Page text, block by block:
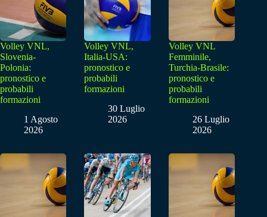
Volley VNL,
Slovenia-
Polonia:
pronostico e
probabili
formazioni
1 Agosto
2026
Volley VNL,
Italia-USA:
pronostico e
probabili
formazioni
30 Luglio
2026
Volley VNL
Femminile,
Turchia-Brasile:
pronostico e
probabili
formazioni
26 Luglio
2026